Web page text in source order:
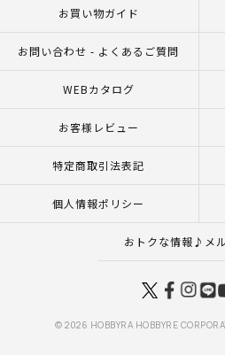
お買い物ガイド
お問い合わせ - よくあるご質問
WEBカタログ
お客様レビュー
特定商取引法表記
個人情報ポリシー
おトクな情報♪メ
© 2026 HOBBYRA HOBBYRE